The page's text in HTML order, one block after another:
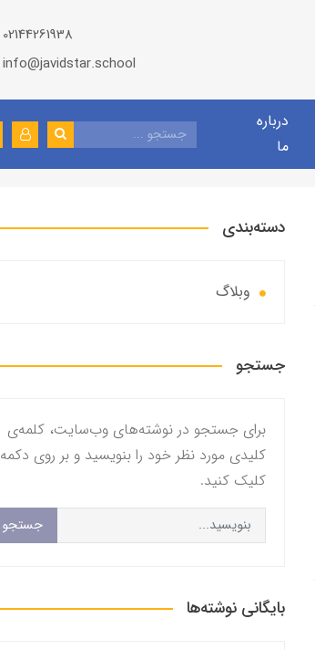
02144261938
info@javidstar.school
درباره
ما
دسته‌بندی
وبلاگ
جستجو
برای جستجو در نوشته‌های وب‌سایت، کلمه‌ی
کلیدی مورد نظر خود را بنویسید و بر روی دکمه
کلیک کنید.
جستجو
بایگانی نوشته‌ها